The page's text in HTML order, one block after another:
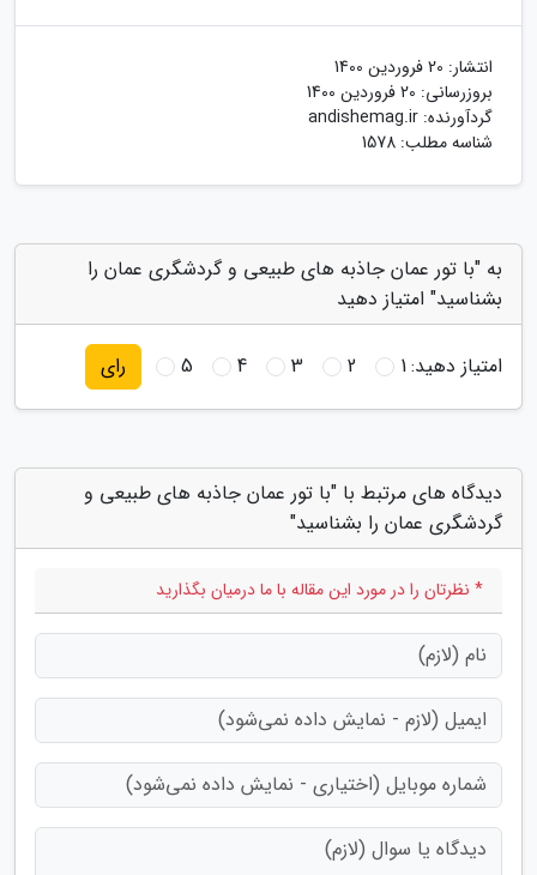
انتشار: 20 فروردین 1400
بروزرسانی: 20 فروردین 1400
گردآورنده: andishemag.ir
شناسه مطلب: 1578
به "با تور عمان جاذبه های طبیعی و گردشگری عمان را
بشناسید" امتیاز دهید
امتیاز دهید:1
2
3
4
5 رای
دیدگاه های مرتبط با "با تور عمان جاذبه های طبیعی و
گردشگری عمان را بشناسید"
* نظرتان را در مورد این مقاله با ما درمیان بگذارید